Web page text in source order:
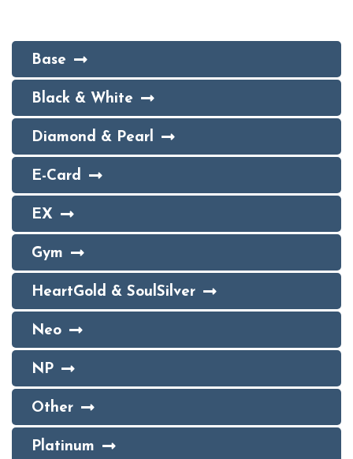
Base
Black & White
Diamond & Pearl
E-Card
EX
Gym
HeartGold & SoulSilver
Neo
NP
Other
Platinum